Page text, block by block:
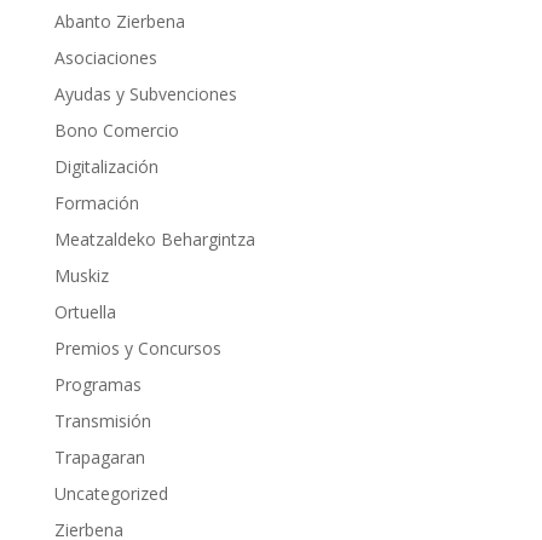
Abanto Zierbena
Asociaciones
Ayudas y Subvenciones
Bono Comercio
Digitalización
Formación
Meatzaldeko Behargintza
Muskiz
Ortuella
Premios y Concursos
Programas
Transmisión
Trapagaran
Uncategorized
Zierbena